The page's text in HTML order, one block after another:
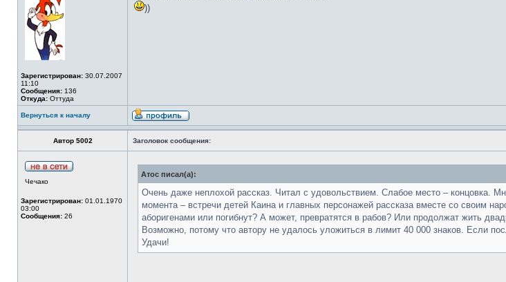
Зарегистрирован: 30.07.2007
11:10
Сообщения: 136
Откуда: Оттуда
))
Вернуться к началу
Автор 5002 Заголовок сообщения:
Чечако
Зарегистрирован: 01.01.1970
03:00
Сообщения: 26
Атос писал(а):
Очень даже неплохой рассказ. Читал с удовольствием. Слабое место – концовка.
момента – встречи детей Каина и главных персонажей рассказа вместе со своим
аборигенами или погибнут? А может, превратятся в рабов? Или продолжат жить
Возможно, потому что автору не удалось уложиться в лимит 40 000 знаков. Если
Удачи!